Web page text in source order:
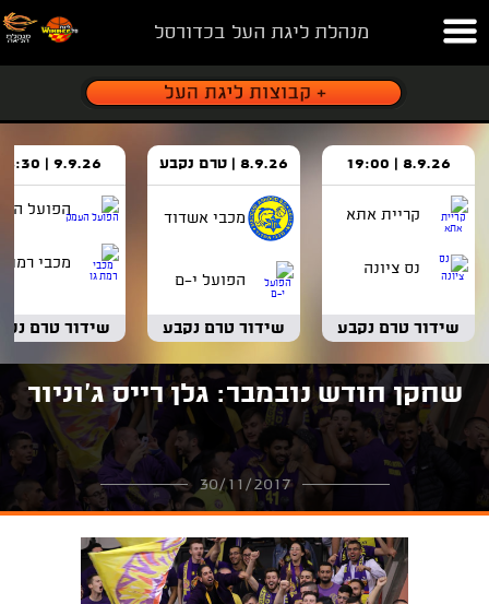
מנהלת ליגת העל בכדורסל
8.9.26 | 19:00
קריית אתא
נס ציונה
שידור טרם נקבע
8.9.26 | טרם נקבע
מכבי אשדוד
הפועל י-ם
שידור טרם נקבע
9.9.26 | 18:30
הפועל
מכבי רמת
שידור טרם
שחקן חודש נובמבר: גלן רייס ג'וניור
30/11/2017